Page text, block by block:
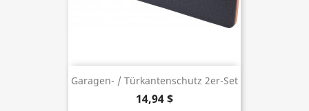
Garagen- / Türkantenschutz 2er-Set
14,94 $